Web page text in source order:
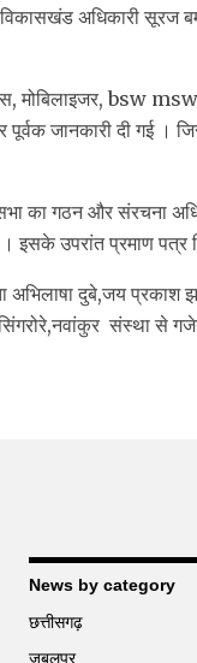
विकासखंड अधिकारी
मोबिलाइजर, bsw
जानकारी दी गई ।
सभा का गठन और संरचना
इसके उपरांत प्रमाण पत्र
अभिलाषा दुबे,जय प्रकाश
संस्था से
News by category
छत्तीसगढ़
जबलपुर